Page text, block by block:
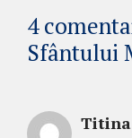
4
Sfântului
Titina